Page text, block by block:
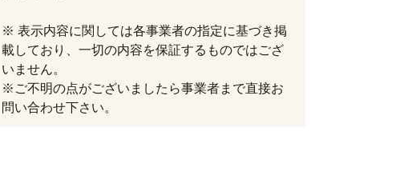
※ 表示内容に関しては各事業者の指定に基づき掲
載しており、一切の内容を保証するものではござ
いません。
※ご不明の点がございましたら事業者まで直接お
問い合わせ下さい。